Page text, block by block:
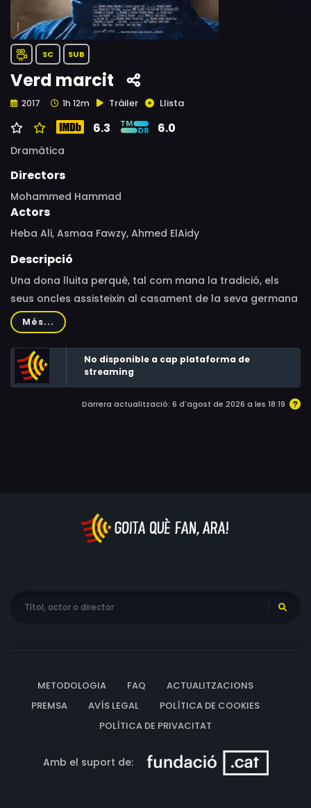
SC SUB
Verd marcit
2017 1h 12m Tràiler Llista
6.3 6.0
Dramàtica
Directors
Mohammed Hammad
Actors
Heba Ali, Asmaa Fawzy, Ahmed ElAidy
Descripció
Una dona lluita perquè, tal com mana la tradició, els
seus oncles assisteixin al casament de la seva germana
petita enlloc del seu difunt pare.
Més...
No disponible a cap plataforma de
streaming
Darrera actualització: 6 d'agost de 2026 a les 18:19
METODOLOGIA FAQ
ACTUALITZACIONS
PREMSA
AVÍS LEGAL
POLÍTICA DE COOKIES
POLÍTICA DE PRIVACITAT
Amb el suport de: